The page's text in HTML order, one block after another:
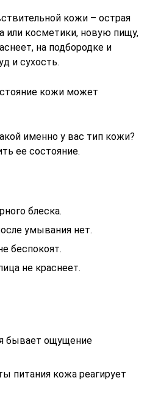
кожи – острая
или косметики, новую пищу,
на подбородке и
и сухость.
кожи может
именно у вас тип кожи?
ее состояние.
блеска.
умывания нет.
беспокоят.
не краснеет.
бывает ощущение
питания кожа реагирует